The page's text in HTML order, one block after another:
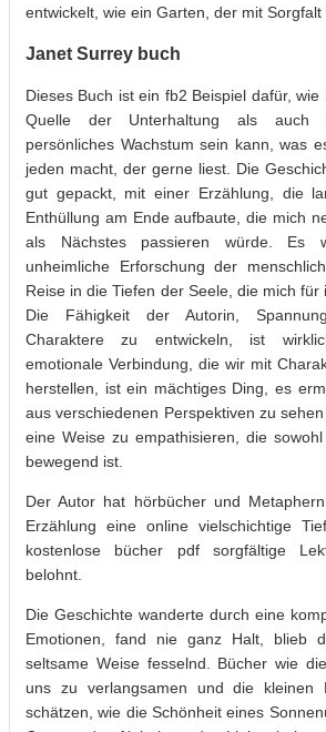
entwickelt, wie ein Garten, der mit Sorgfalt
Janet Surrey buch
Dieses Buch ist ein fb2 Beispiel dafür,
Quelle der Unterhaltung als auch
persönliches Wachstum sein kann, was
jeden macht, der gerne liest. Die
gut gepackt, mit einer Erzählung, die
Enthüllung am Ende aufbaute, die mich
als Nächstes passieren würde. Es
unheimliche Erforschung der
Reise in die Tiefen der Seele, die mich für
Die Fähigkeit der Autorin,
Charaktere zu entwickeln, ist
emotionale Verbindung, die wir mit
herstellen, ist ein mächtiges Ding, es
aus verschiedenen Perspektiven zu
eine Weise zu empathisieren, die
bewegend ist.
Der Autor hat hörbücher und
Erzählung eine online vielschichtige
kostenlose bücher pdf sorgfältige
belohnt.
Die Geschichte wanderte durch eine
Emotionen, fand nie ganz Halt, blieb
seltsame Weise fesselnd. Bücher wie
uns zu verlangsamen und die kleinen
schätzen, wie die Schönheit eines